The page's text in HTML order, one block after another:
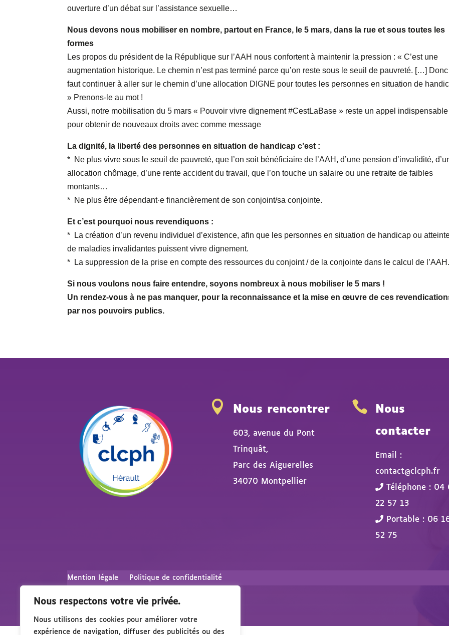
Nous respectons votre vie privée.
Nous utilisons des cookies pour améliorer votre
expérience de navigation, diffuser des publicités ou des
ouverture d’un débat sur l’assistance sexuelle…
Nous devons nous mobiliser en nombre, partout en France, le 5 mars, dans la rue et sous toutes les
formes
Les propos du président de la République sur l’AAH nous confortent à maintenir la pression : « C’est une
augmentation historique. Le chemin n’est pas terminé parce qu’on reste sous le seuil de pauvreté. […] Donc
faut continuer à aller sur le chemin d’une allocation DIGNE pour toutes les personnes en situation de
» Prenons-le au mot !
Aussi, notre mobilisation du 5 mars « Pouvoir vivre dignement #CestLaBase » reste un appel indispensable
pour obtenir de nouveaux droits avec comme message
La dignité, la liberté des personnes en situation de handicap c’est :
* Ne plus vivre sous le seuil de pauvreté, que l’on soit bénéficiaire de l’AAH, d’une pension d’invalidité,
allocation chômage, d’une rente accident du travail, que l’on touche un salaire ou une retraite de faibles
montants…
* Ne plus être dépendant·e financièrement de son conjoint/sa conjointe.
Et c’est pourquoi nous revendiquons :
* La création d’un revenu individuel d’existence, afin que les personnes en situation de handicap ou
de maladies invalidantes puissent vivre dignement.
* La suppression de la prise en compte des ressources du conjoint / de la conjointe dans le calcul de l’AAH.
Si nous voulons nous faire entendre, soyons nombreux à nous mobiliser le 5 mars !
Un rendez-vous à ne pas manquer, pour la reconnaissance et la mise en œuvre de ces
par nos pouvoirs publics.
 Nous rencontrer
603, avenue du Pont
Trinquât,
Parc des Aiguerelles
34070 Montpellier

Nous
contacter
Email :
contact@clcph.fr
Téléphone : 04
22 57 13
Portable : 06
52 75
Mention légale Politique de confidentialité